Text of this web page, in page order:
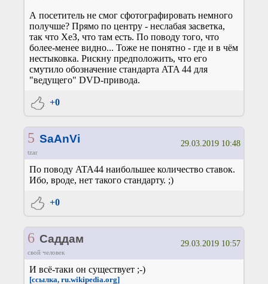
А посетитель не смог сфотографировать немного
получше? Прямо по центру - неслабая засветка,
так что ХеЗ, что там есть. По поводу того, что
более-менее видно... Тоже не понятно - где и в чём
нестыковка. Рискну предположить, что его
смутило обозначение стандарта ATA 44 для
"ведущего" DVD-привода.
+0
5 SaAnVi
tzar
29.03.2019 10:48
По поводу ATA44 наибольшее количество ставок.
Ибо, вроде, нет такого стандарту. ;)
+0
6 Саддам
свой человек
29.03.2019 10:57
И всё-таки он существует ;-)
[ссылка, ru.wikipedia.org]